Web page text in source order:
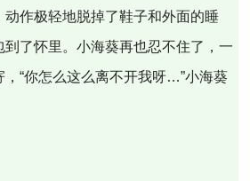
作极轻地脱掉了鞋子和外面的睡
了怀里。小海葵再也忍不住了，一
“你怎么这么离不开我呀…”小海葵